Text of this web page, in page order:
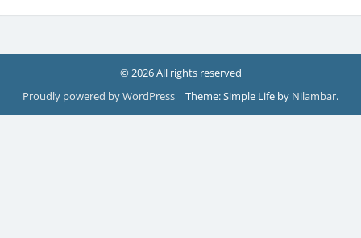
© 2026 All rights reserved
Proudly powered by WordPress | Theme: Simple Life by Nilambar.